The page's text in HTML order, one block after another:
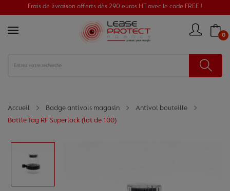
Frais de livraison offerts dès 290 euros HT avec le code FREE !
0
Accueil Badge antivols magasin
Antivol bouteille
Bottle Tag RF Superlock (lot de 100)